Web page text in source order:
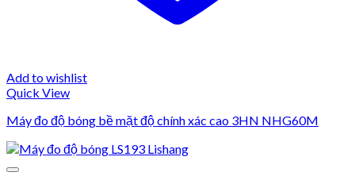
Add to wishlist
Quick View
Máy đo độ bóng bề mặt độ chính xác cao 3HN NHG60M